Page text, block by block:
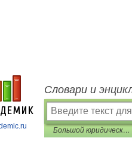
Словари и
Большой юридический словарь